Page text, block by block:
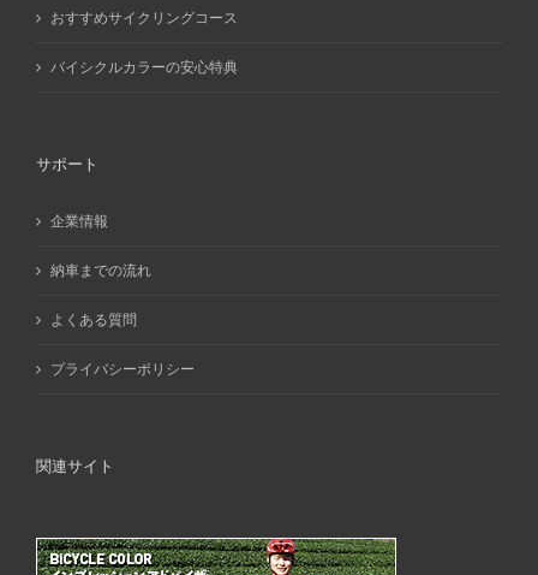
おすすめサイクリングコース
バイシクルカラーの安心特典
サポート
企業情報
納車までの流れ
よくある質問
プライバシーポリシー
関連サイト